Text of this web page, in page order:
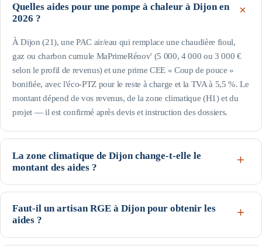
Quelles aides pour une pompe à chaleur à Dijon en
2026 ?
À Dijon (21), une PAC air/eau qui remplace une chaudière fioul,
gaz ou charbon cumule MaPrimeRénov' (5 000, 4 000 ou 3 000 €
selon le profil de revenus) et une prime CEE « Coup de pouce »
bonifiée, avec l'éco-PTZ pour le reste à charge et la TVA à 5,5 %. Le
montant dépend de vos revenus, de la zone climatique (H1) et du
projet — il est confirmé après devis et instruction des dossiers.
La zone climatique de Dijon change-t-elle le
montant des aides ?
Oui pour la prime CEE : Dijon est en H1 (arrêté du 22 décembre
2014). C'est une zone climatique froide : les besoins de chauffage y
sont élevés et les volumes de la fiche CEE majorés — la prime CEE
Faut-il un artisan RGE à Dijon pour obtenir les
aides ?